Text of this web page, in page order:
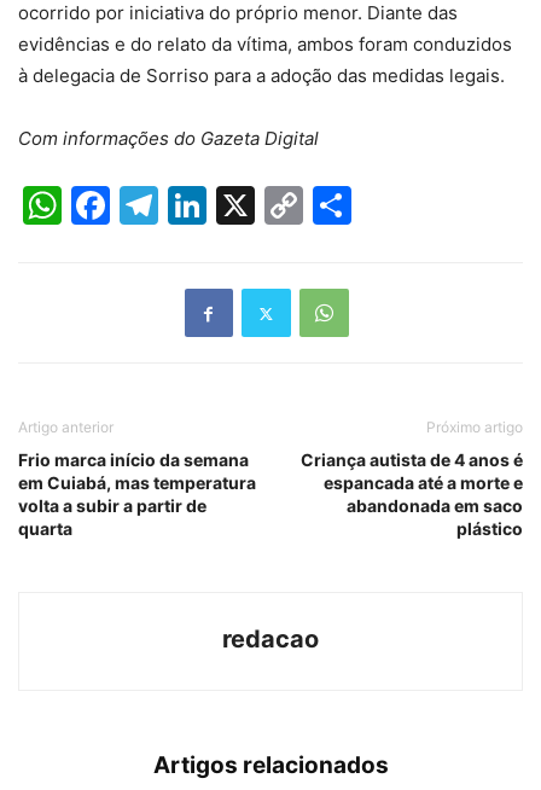
ocorrido por iniciativa do próprio menor. Diante das
evidências e do relato da vítima, ambos foram conduzidos
à delegacia de Sorriso para a adoção das medidas legais.
Com informações do Gazeta Digital
WhatsApp
Facebook
Telegram
LinkedIn
X
Copy
Artigo anterior
Frio marca início da semana
em Cuiabá, mas temperatura
volta a subir a partir de
quarta
Próximo artigo
Criança autista de 4 anos é
espancada até a morte e
abandonada em saco
plástico
redacao
Artigos relacionados